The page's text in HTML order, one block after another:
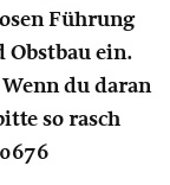
Führung
Obstbau ein.
du daran
so rasch